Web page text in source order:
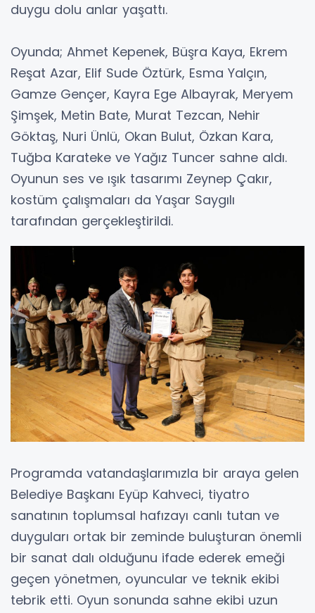
duygu dolu anlar yaşattı.
Oyunda; Ahmet Kepenek, Büşra Kaya, Ekrem
Reşat Azar, Elif Sude Öztürk, Esma Yalçın,
Gamze Gençer, Kayra Ege Albayrak, Meryem
Şimşek, Metin Bate, Murat Tezcan, Nehir
Göktaş, Nuri Ünlü, Okan Bulut, Özkan Kara,
Tuğba Karateke ve Yağız Tuncer sahne aldı.
Oyunun ses ve ışık tasarımı Zeynep Çakır,
kostüm çalışmaları da Yaşar Saygılı
tarafından gerçekleştirildi.
Programda vatandaşlarımızla bir araya gelen
Belediye Başkanı Eyüp Kahveci, tiyatro
sanatının toplumsal hafızayı canlı tutan ve
duyguları ortak bir zeminde buluşturan önemli
bir sanat dalı olduğunu ifade ederek emeği
geçen yönetmen, oyuncular ve teknik ekibi
tebrik etti. Oyun sonunda sahne ekibi uzun